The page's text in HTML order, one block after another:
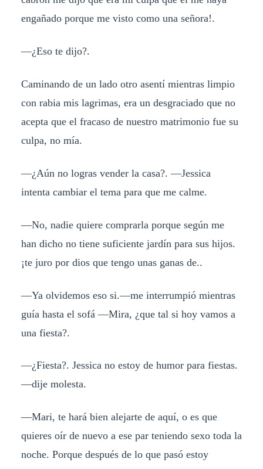
engañado porque me visto como una señora!.
—¿Eso te dijo?.
Caminando de un lado otro asentí mientras limpio
con rabia mis lagrimas, era un desgraciado que no
acepta que el fracaso de nuestro matrimonio fue su
culpa, no mía.
—¿Aún no logras vender la casa?. —Jessica
intenta cambiar el tema para que me calme.
—No, nadie quiere comprarla porque según me
han dicho no tiene suficiente jardín para sus hijos.
¡te juro por dios que tengo unas ganas de..
—Ya olvidemos eso si.—me interrumpió mientras
guía hasta el sofá —Mira, ¿que tal si hoy vamos a
una fiesta?.
—¿Fiesta?. Jessica no estoy de humor para fiestas.
—dije molesta.
—Mari, te hará bien alejarte de aquí, o es que
quieres oír de nuevo a ese par teniendo sexo toda la
noche. Porque después de lo que pasó estoy